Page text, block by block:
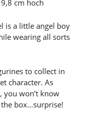
cm hoch
is a little angel boy
wearing all sorts
to collect in
character. As
you won’t know
box…surprise!